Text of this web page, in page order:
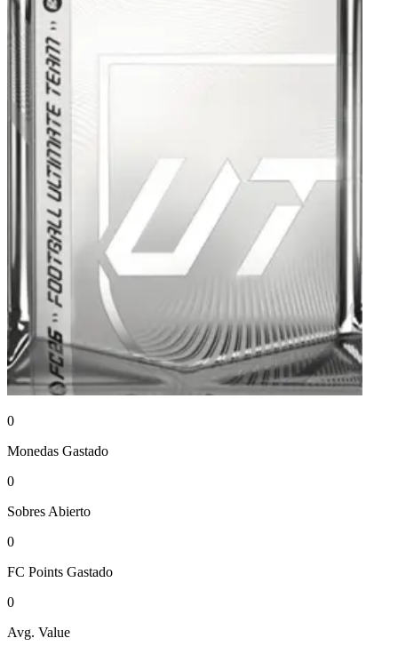
0
Monedas Gastado
0
Sobres Abierto
0
FC Points Gastado
0
Avg. Value